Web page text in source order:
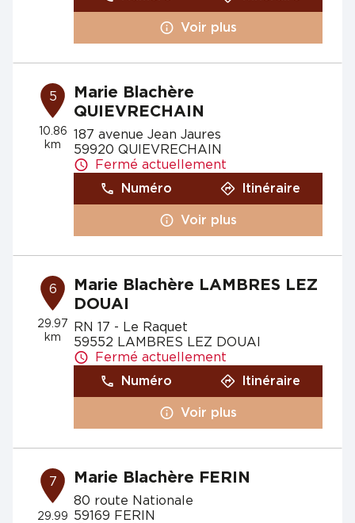
Voir plus
5
10.86
km
Marie Blachère
QUIEVRECHAIN
187 avenue Jean Jaures
59920 QUIEVRECHAIN
Fermé actuellement
Numéro
Itinéraire
Voir plus
6
29.97
km
Marie Blachère LAMBRES LEZ
DOUAI
RN 17 - Le Raquet
59552 LAMBRES LEZ DOUAI
Fermé actuellement
Numéro
Itinéraire
Voir plus
7
29.99
Marie Blachère FERIN
80 route Nationale
59169 FERIN